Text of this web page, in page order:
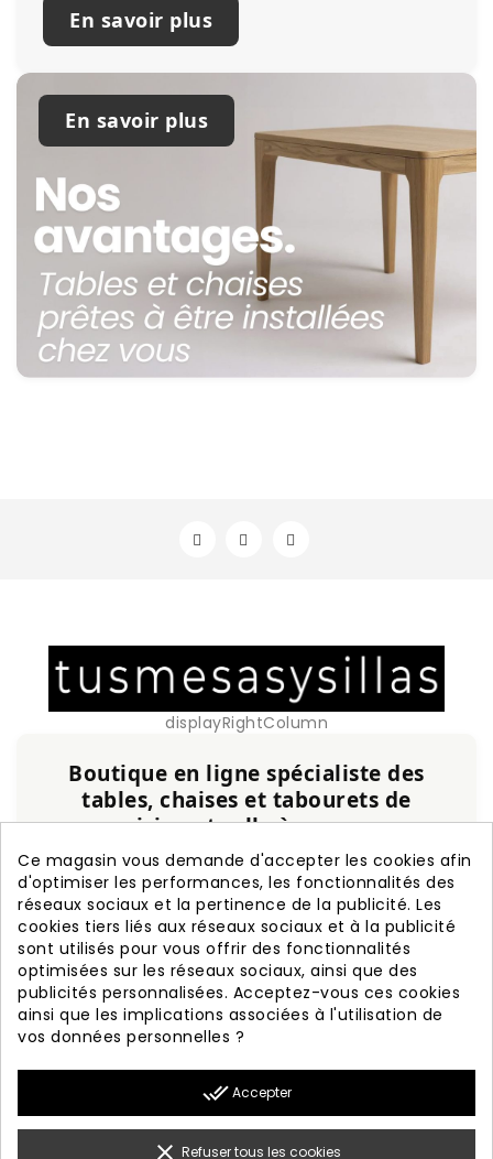
En savoir plus
En savoir plus
displayRightColumn
Boutique en ligne spécialiste des
tables, chaises et tabourets de
cuisine et salle à manger
Service personnalisé, expérience et qualité
garanties.
+20 ans d'expérience
Fabrication nationale
Garantie de 3 ans
Livraison rapide
PRODUITS 

Ce magasin vous demande d'accepter les cookies afin
d'optimiser les performances, les fonctionnalités des
réseaux sociaux et la pertinence de la publicité. Les
cookies tiers liés aux réseaux sociaux et à la publicité
sont utilisés pour vous offrir des fonctionnalités
optimisées sur les réseaux sociaux, ainsi que des
publicités personnalisées. Acceptez-vous ces cookies
ainsi que les implications associées à l'utilisation de
vos données personnelles ?
done_all Accepter
clear Refuser tous les cookies